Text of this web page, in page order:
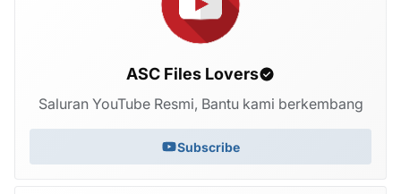
ASC Files Lovers
Saluran YouTube Resmi, Bantu kami berkembang
Subscribe